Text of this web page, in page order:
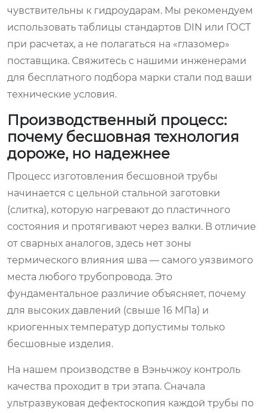
чувствительны к гидроударам. Мы рекомендуем
использовать таблицы стандартов DIN или ГОСТ
при расчетах, а не полагаться на «глазомер»
поставщика. Свяжитесь с нашими инженерами
для бесплатного подбора марки стали под ваши
технические условия.
Производственный процесс:
почему бесшовная технология
дороже, но надежнее
Процесс изготовления бесшовной трубы
начинается с цельной стальной заготовки
(слитка), которую нагревают до пластичного
состояния и протягивают через валки. В отличие
от сварных аналогов, здесь нет зоны
термического влияния шва — самого уязвимого
места любого трубопровода. Это
фундаментальное различие объясняет, почему
для высоких давлений (свыше 16 МПа) и
криогенных температур допустимы только
бесшовные изделия.
На нашем производстве в Вэньчжоу контроль
качества проходит в три этапа. Сначала
ультразвуковая дефектоскопия каждой трубы по